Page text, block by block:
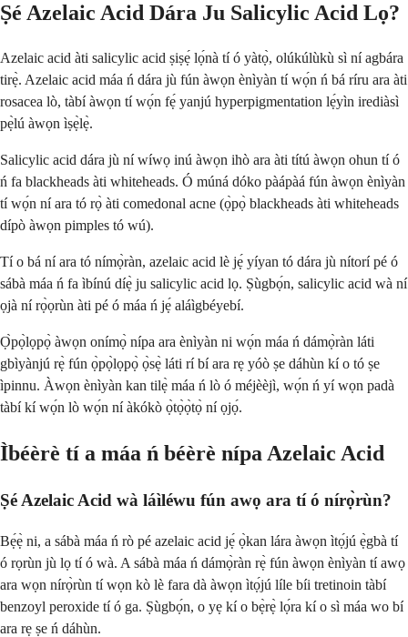
Ṣé Azelaic Acid Dára Ju Salicylic Acid Lọ?
Azelaic acid àti salicylic acid ṣiṣẹ́ lọ́nà tí ó yàtọ̀, olúkúlùkù sì ní agbára
tirẹ̀. Azelaic acid máa ń dára jù fún àwọn ènìyàn tí wọ́n ń bá ríru ara àti
rosacea lò, tàbí àwọn tí wọ́n fẹ́ yanjú hyperpigmentation lẹ́yìn irediàsì
pẹ̀lú àwọn ìṣẹ̀lẹ̀.
Salicylic acid dára jù ní wíwọ inú àwọn ihò ara àti títú àwọn ohun tí ó
ń fa blackheads àti whiteheads. Ó múná dóko pàápàá fún àwọn ènìyàn
tí wọ́n ní ara tó rọ̀ àti comedonal acne (ọ̀pọ̀ blackheads àti whiteheads
dípò àwọn pimples tó wú).
Tí o bá ní ara tó nímọ̀ràn, azelaic acid lè jẹ́ yíyan tó dára jù nítorí pé ó
sábà máa ń fa ìbínú díẹ̀ ju salicylic acid lọ. Ṣùgbọ́n, salicylic acid wà ní
ọjà ní rọ̀ọrùn àti pé ó máa ń jẹ́ aláìgbéyebí.
Ọ̀pọ̀lọpọ̀ àwọn onímọ̀ nípa ara ènìyàn ni wọ́n máa ń dámọ̀ràn láti
gbìyànjú rẹ̀ fún ọ̀pọ̀lọpọ̀ ọ̀sẹ̀ láti rí bí ara rẹ yóò ṣe dáhùn kí o tó ṣe
ìpinnu. Àwọn ènìyàn kan tilẹ̀ máa ń lò ó méjèèjì, wọ́n ń yí wọn padà
tàbí kí wọ́n lò wọ́n ní àkókò ọ̀tọ̀ọ̀tọ̀ ní ọjọ́.
Ìbéèrè tí a máa ń béèrè nípa Azelaic Acid
Ṣé Azelaic Acid wà láìléwu fún awọ ara tí ó nírọ̀rùn?
Bẹ́ẹ̀ ni, a sábà máa ń rò pé azelaic acid jẹ́ ọ̀kan lára àwọn ìtọ́jú ẹ̀gbà tí
ó rọrùn jù lọ tí ó wà. A sábà máa ń dámọ̀ràn rẹ̀ fún àwọn ènìyàn tí awọ
ara wọn nírọ̀rùn tí wọn kò lè fara dà àwọn ìtọ́jú líle bíi tretinoin tàbí
benzoyl peroxide tí ó ga. Ṣùgbọ́n, o yẹ kí o bẹ̀rẹ̀ lọ́ra kí o sì máa wo bí
ara rẹ ṣe ń dáhùn.